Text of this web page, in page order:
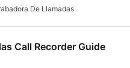
De Llamadas
Call Recorder Guide